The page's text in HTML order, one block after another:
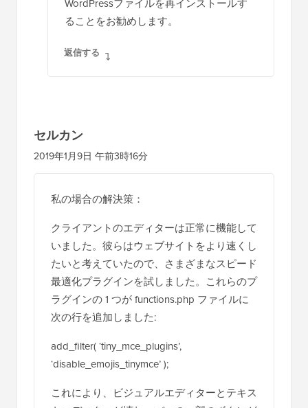
wordpress-using-ftp/を使用して
WordPressファイルを再インストールす
ることをお勧めします。
返信する
セルカン
私の場合の解決策：
クライアントのエディターは正常に機能して
いました。彼らはウェブサイトをより速くし
たいと考えていたので、さまざまなスピード
最適化プラグインを試しました。これらのプ
ラグインの 1 つが functions.php ファイルに
次の行を追加しました:
add_filter( ‘tiny_mce_plugins’,
‘disable_emojis_tinymce’ );